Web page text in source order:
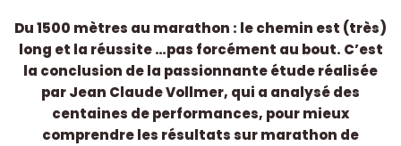
Du 1500 mètres au marathon : le chemin est (très)
long et la réussite …pas forcément au bout. C’est
la conclusion de la passionnante étude réalisée
par Jean Claude Vollmer, qui a analysé des
centaines de performances, pour mieux
comprendre les résultats sur marathon de